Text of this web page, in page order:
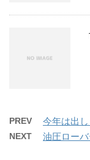
PREV 今年は出
NEXT 油圧ロー